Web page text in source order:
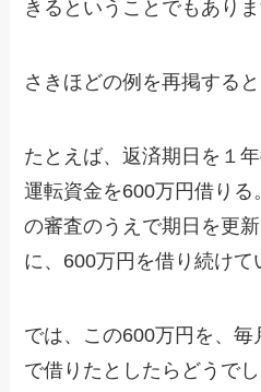
きるということでもありま
さきほどの例を再掲する
たとえば、返済期日を１
運転資金を600万円借り
の審査のうえで期日を更
に、600万円を借り続けて
では、この600万円を、
で借りたとしたらどうで